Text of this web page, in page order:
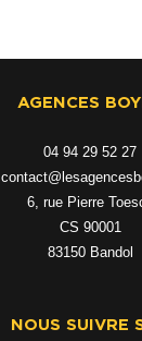
AGENCES
04 94 29 52 27
6, rue Pierre
CS 90001
83150
bandol
NOUS SUIVRE